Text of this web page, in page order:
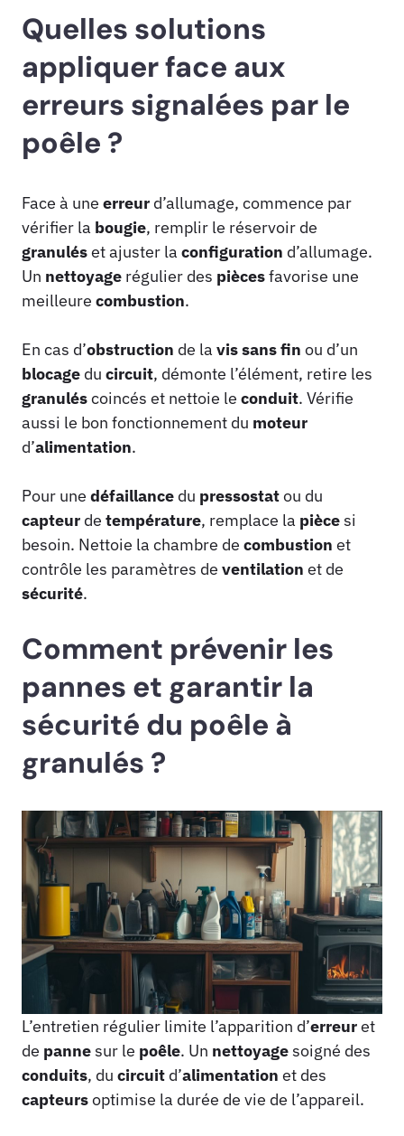
Quelles solutions
appliquer face aux
erreurs signalées par le
poêle ?
Face à une erreur d’allumage, commence par
vérifier la bougie, remplir le réservoir de
granuléset ajuster la configuration d’allumage.
Un nettoyage régulier des piècesfavorise une
meilleure combustion.
En cas d’obstruction de la vis sans fin ou d’un
blocage du circuit, démonte l’élément, retire les
granuléscoincés et nettoie le conduit. Vérifie
aussi le bon fonctionnement du moteur
d’alimentation.
Pour une défaillance du pressostatou du
capteur de température, remplace la piècesi
besoin. Nettoie la chambre de combustion et
contrôle les paramètres de ventilation et de
sécurité.
Comment prévenir les
pannes et garantir la
sécurité du poêle à
granulés ?
L’entretien régulier limite l’apparition d’erreuret
de pannesur le poêle. Un nettoyagesoigné des
conduits, du circuit d’alimentation et des
capteursoptimise la durée de vie de l’appareil.